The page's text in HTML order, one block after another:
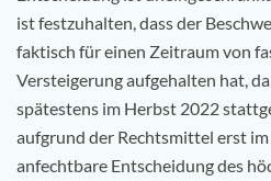
ist festzuhalten, dass der
faktisch für einen Zeitraum von
Versteigerung aufgehalten hat,
spätestens im Herbst 2022
aufgrund der Rechtsmittel erst
anfechtbare Entscheidung des